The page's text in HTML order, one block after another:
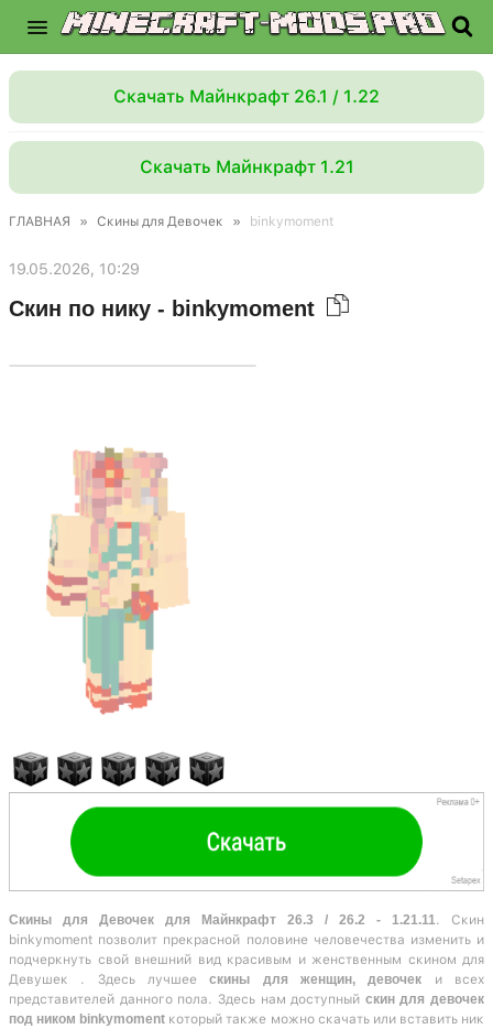
Скачать Майнкрафт 26.1 / 1.22
Скачать Майнкрафт 1.21
ГЛАВНАЯ » Скины для Девочек » binkymoment
19.05.2026, 10:29
Скин по нику - binkymoment
Скины для Девочек для Майнкрафт 26.3 / 26.2 - 1.21.11 . Скин
binkymoment позволит прекрасной половине человечества изменить и
подчеркнуть свой внешний вид красивым и женственным скином для
Девушек . Здесь лучшеескины для женщин, девочек и всех
представителей данного пола. Здесь нам доступный скин для девочек
под ником binkymoment который также можно скачать или вставить ник